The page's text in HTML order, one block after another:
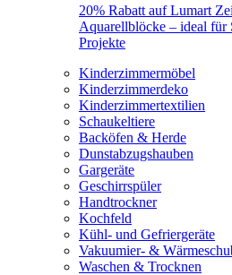
20% Rabatt auf Lumart
Aquarellblöcke – ideal für
Projekte
Kinderzimmermöbel
Kinderzimmerdeko
Kinderzimmertextilien
Schaukeltiere
Backöfen & Herde
Dunstabzugshauben
Gargeräte
Geschirrspüler
Handtrockner
Kochfeld
Kühl- und Gefriergeräte
Vakuumier- &
Waschen & Trocknen